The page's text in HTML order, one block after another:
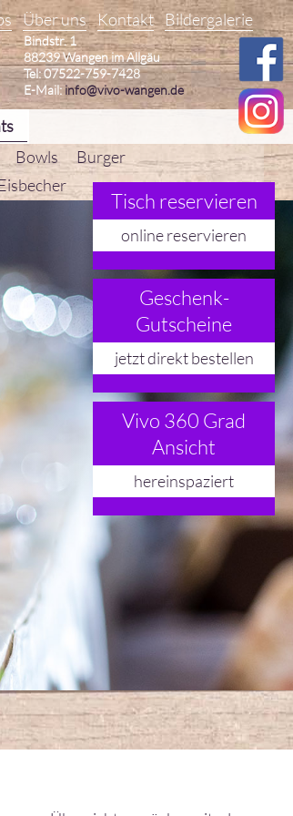
Bindstr. 1
88239 Wangen im Allgäu
Tel: 07522-759-7428
E-Mail: info@vivo-wangen.de
Über uns Kontakt Bildergalerie
Bowls
Burger
Tisch reservieren
online reservieren
Geschenk-
Gutscheine
jetzt direkt bestellen
Vivo 360 Grad
Ansicht
hereinspaziert